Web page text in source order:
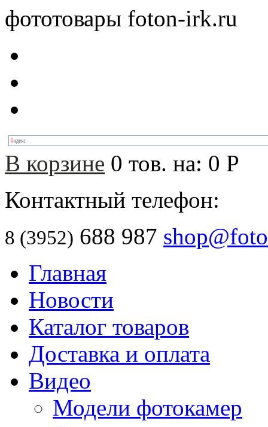
фототовары foton-irk.ru
В корзине 0 тов. на: 0 Р
Контактный телефон:
8 (3952) 688 987
Главная
Новости
Каталог товаров
Доставка и оплата
Видео
Модели фотокамер